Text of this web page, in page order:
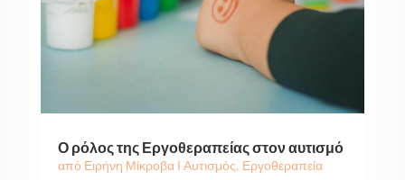
Ο ρόλος της Εργοθεραπείας στον αυτισμό
από Ειρήνη Μίκροβα| Αυτισμός, Εργοθεραπεία